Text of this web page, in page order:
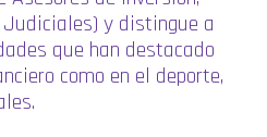
y distingue a
que han destacado
como en el deporte,